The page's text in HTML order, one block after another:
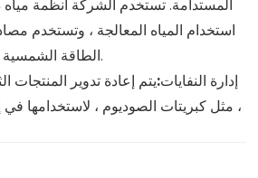
استخدام المياه المعالجة ، وتستخدم
الطاقة الشمسية لتقليل بصمتها الكربونية.
إدارة النفايات:يتم إعادة تدوير المنتجات
، مثل كبريتات الصوديوم ، لاستخدامها في